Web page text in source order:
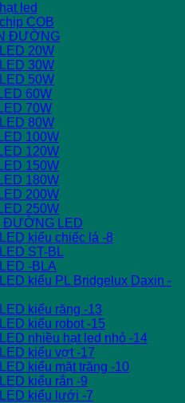
led
COB
ĐƯỜNG
20W
30W
50W
60W
70W
80W
100W
120W
150W
180W
200W
250W
ĐƯỜNG LED
kiểu chiếc lá -8
ST-BL
-BLA
kiểu PL Bridgelux Daxin -
kiểu răng -13
kiểu robot -15
nhiều hạt led nhỏ -14
kiểu vợt -17
kiểu mặt trăng -10
kiểu rắn -9
kiểu lưới -7